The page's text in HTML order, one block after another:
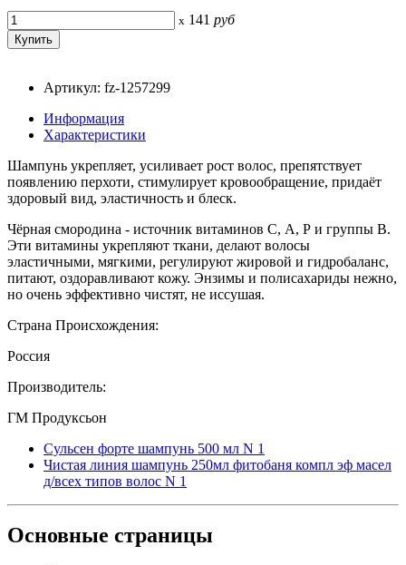
x 141 руб
Артикул: fz-1257299
Информация
Характеристики
Шампунь укрепляет, усиливает рост волос, препятствует
появлению перхоти, стимулирует кровообращение, придаёт
здоровый вид, эластичность и блеск.
Чёрная смородина - источник витаминов С, А, Р и группы В.
Эти витамины укрепляют ткани, делают волосы
эластичными, мягкими, регулируют жировой и гидробаланс,
питают, оздоравливают кожу. Энзимы и полисахариды нежно,
но очень эффективно чистят, не иссушая.
Страна Происхождения:
Россия
Производитель:
ГМ Продуксьон
Сульсен форте шампунь 500 мл N 1
Чистая линия шампунь 250мл фитобаня компл эф масел
д/всех типов волос N 1
Основные страницы